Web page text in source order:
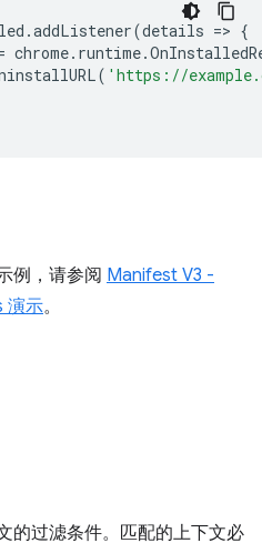
.addListener(details => {
chrome. runtime.
( 'https://
例，请参阅 Manifest V3 -
演示。
的过滤条件。匹配的上下文必